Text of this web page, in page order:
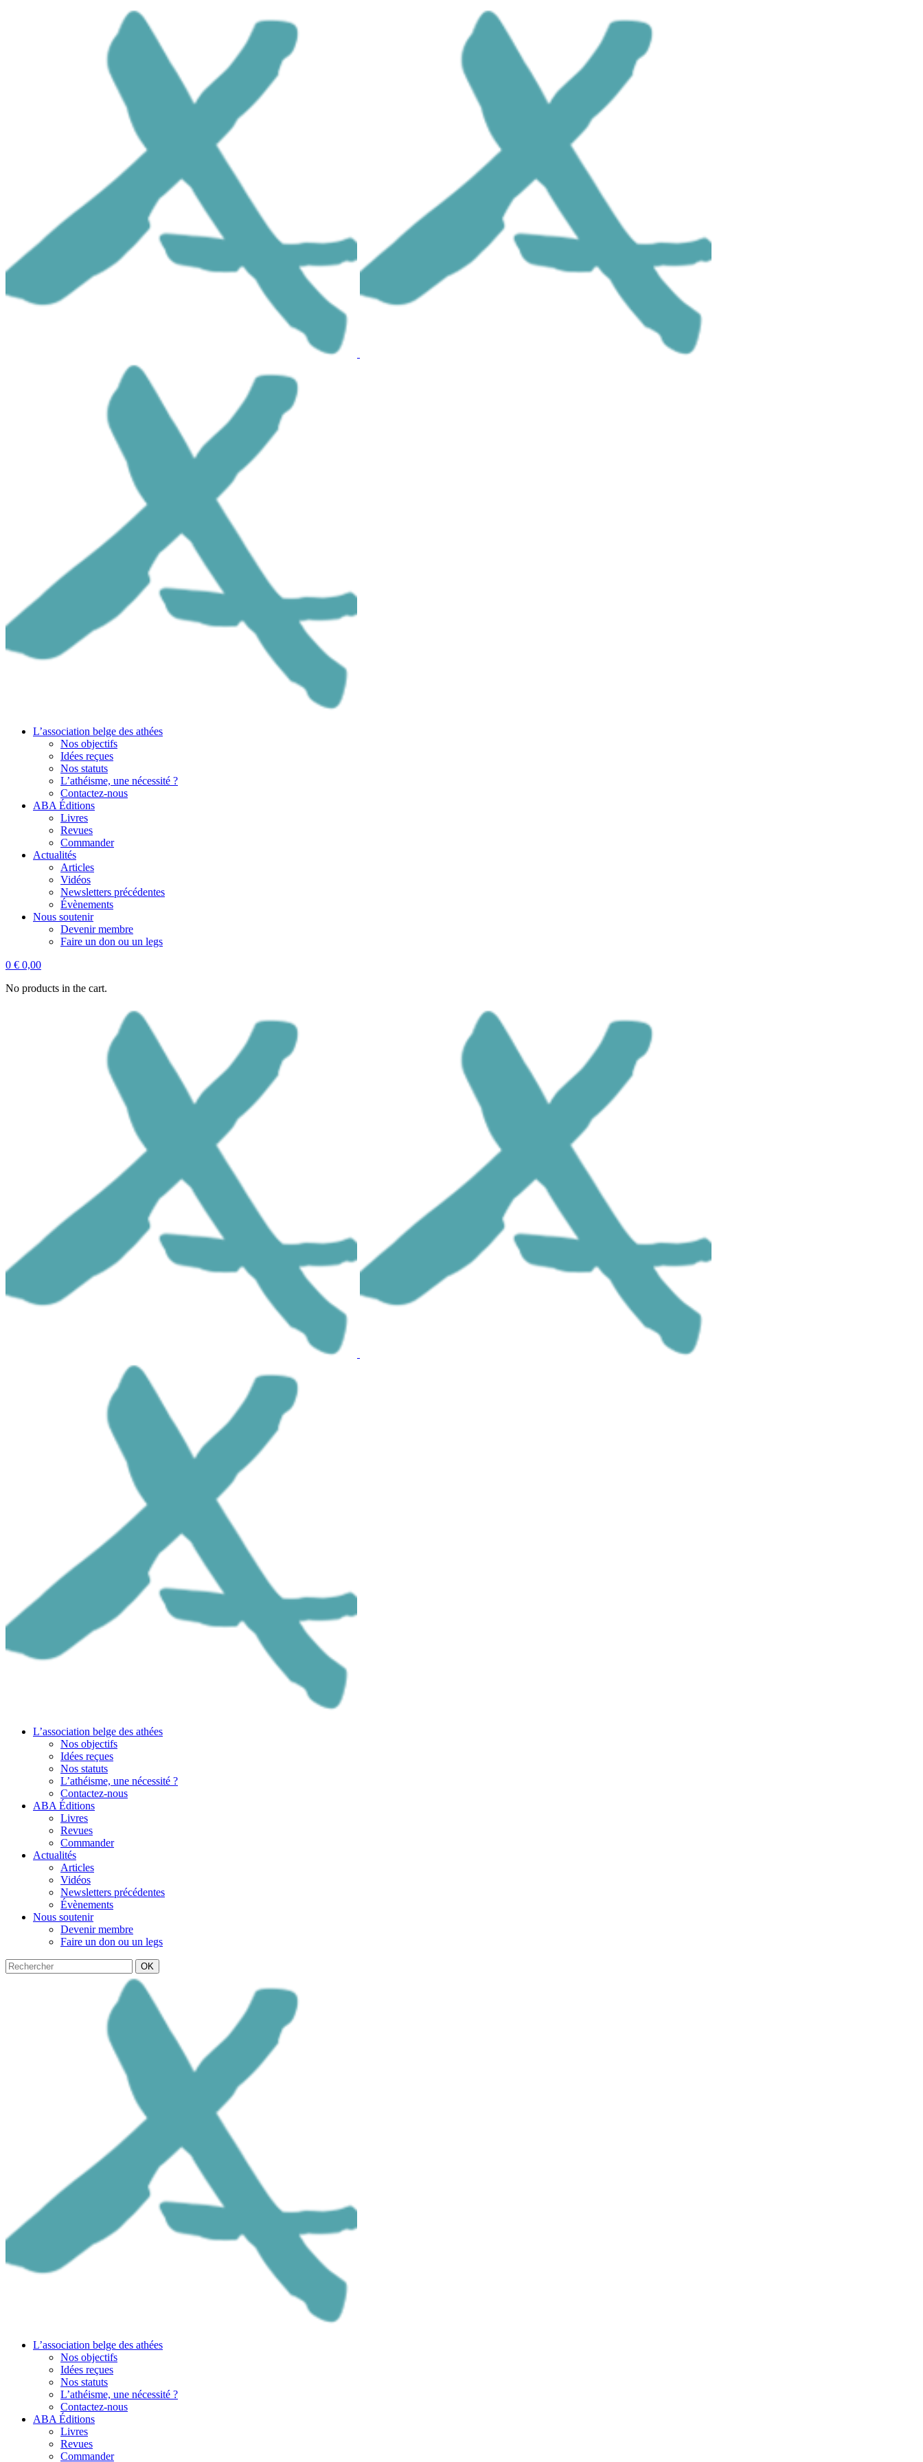
L’association belge des athées
Nos objectifs
Idées reçues
Nos statuts
L’athéisme, une nécessité ?
Contactez-nous
ABA Éditions
Livres
Revues
Commander
Actualités
Articles
Vidéos
Newsletters précédentes
Évènements
Nous soutenir
Devenir membre
Faire un don ou un legs
0 € 0,00
No products in the cart.
L’association belge des athées
Nos objectifs
Idées reçues
Nos statuts
L’athéisme, une nécessité ?
Contactez-nous
ABA Éditions
Livres
Revues
Commander
Actualités
Articles
Vidéos
Newsletters précédentes
Évènements
Nous soutenir
Devenir membre
Faire un don ou un legs
OK
L’association belge des athées
Nos objectifs
Idées reçues
Nos statuts
L’athéisme, une nécessité ?
Contactez-nous
ABA Éditions
Livres
Revues
Commander